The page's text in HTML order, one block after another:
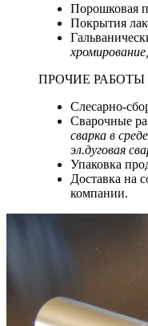
Порошковая
Покрытия
ПРОЧИЕ РАБОТЫ
Слесарно-
Сварочные
сварка в
эл.дуговая
Упаковка
Доставка на
компании.